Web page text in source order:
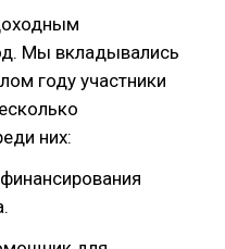
Мы вкладывались
году участники
них: